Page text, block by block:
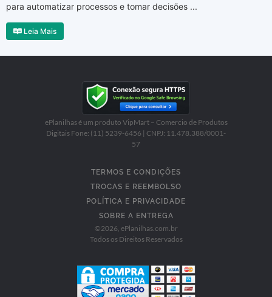
para automatizar processos e tomar decisões ...
Leia Mais
ePlanilhas é um produto VipMart – Comercio de Produtos
Digitais Fone: (11) 5239-6456 | CNPJ: 11.478.388/0001-
57
TERMOS E CONDIÇÕES
TROCAS E REEMBOLSO
POLÍTICA E PRIVACIDADE
SOBRE A ENTREGA
©2026 , ePlanilhas.com.br
Todos os Direitos Reservados